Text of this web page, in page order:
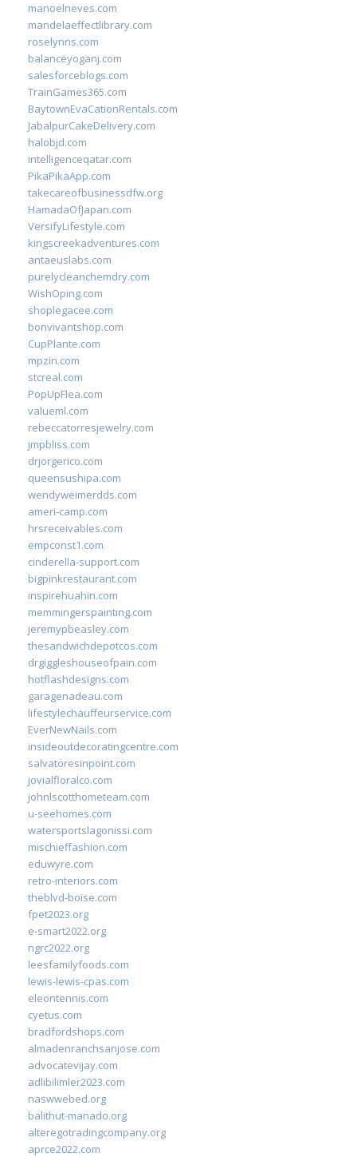
manoelneves.com
mandelaeffectlibrary.com
roselynns.com
balanceyoganj.com
salesforceblogs.com
TrainGames365.com
BaytownEvaCationRentals.com
JabalpurCakeDelivery.com
halobjd.com
intelligenceqatar.com
PikaPikaApp.com
takecareofbusinessdfw.org
HamadaOfJapan.com
VersifyLifestyle.com
kingscreekadventures.com
antaeuslabs.com
purelycleanchemdry.com
WishOping.com
shoplegacee.com
bonvivantshop.com
CupPlante.com
mpzin.com
stcreal.com
PopUpFlea.com
valueml.com
rebeccatorresjewelry.com
jmpbliss.com
drjorgerico.com
queensushipa.com
wendyweimerdds.com
ameri-camp.com
hrsreceivables.com
empconst1.com
cinderella-support.com
bigpinkrestaurant.com
inspirehuahin.com
memmingerspainting.com
jeremypbeasley.com
thesandwichdepotcos.com
drgiggleshouseofpain.com
hotflashdesigns.com
garagenadeau.com
lifestylechauffeurservice.com
EverNewNails.com
insideoutdecoratingcentre.com
salvatoresinpoint.com
jovialfloralco.com
johnlscotthometeam.com
u-seehomes.com
watersportslagonissi.com
mischieffashion.com
eduwyre.com
retro-interiors.com
theblvd-boise.com
fpet2023.org
e-smart2022.org
ngrc2022.org
leesfamilyfoods.com
lewis-lewis-cpas.com
eleontennis.com
cyetus.com
bradfordshops.com
almadenranchsanjose.com
advocatevijay.com
adlibilimler2023.com
naswwebed.org
balithut-manado.org
alteregotradingcompany.org
aprce2022.com